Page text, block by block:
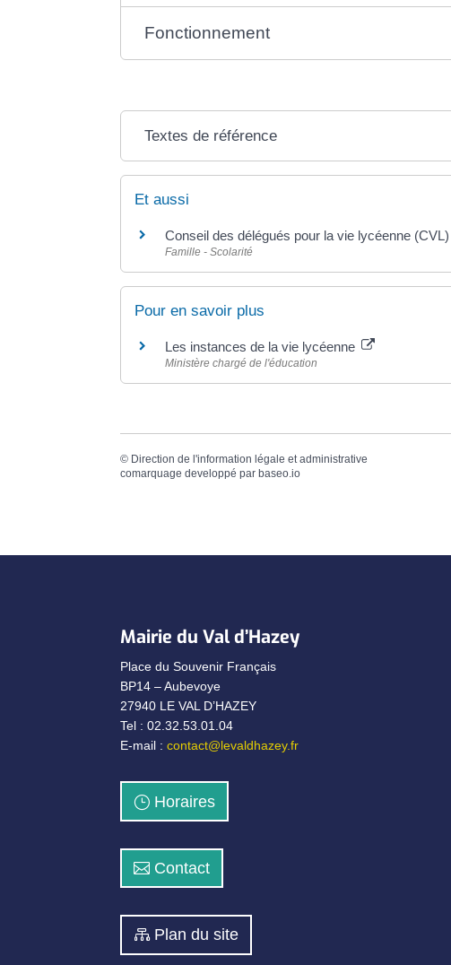
Fonctionnement
Textes de référence
Et aussi
Conseil des délégués pour la vie lycéenne (CVL)
Famille - Scolarité
Pour en savoir plus
Les instances de la vie lycéenne
Ministère chargé de l'éducation
© Direction de l'information légale et administrative
comarquage developpé par baseo.io
Mairie du Val d’Hazey
Place du Souvenir Français
BP14 – Aubevoye
27940 LE VAL D’HAZEY
Tel : 02.32.53.01.04
E-mail :contact@levaldhazey.fr
Horaires
Contact
Plan du site